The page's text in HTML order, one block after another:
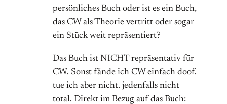
persönliches Buch oder ist es ein Buch,
das CW als Theorie vertritt oder sogar
ein Stück weit repräsentiert?
Das Buch ist NICHT repräsentativ für
CW. Sonst fände ich CW einfach doof.
tue ich aber nicht. jedenfalls nicht
total. Direkt im Bezug auf das Buch: